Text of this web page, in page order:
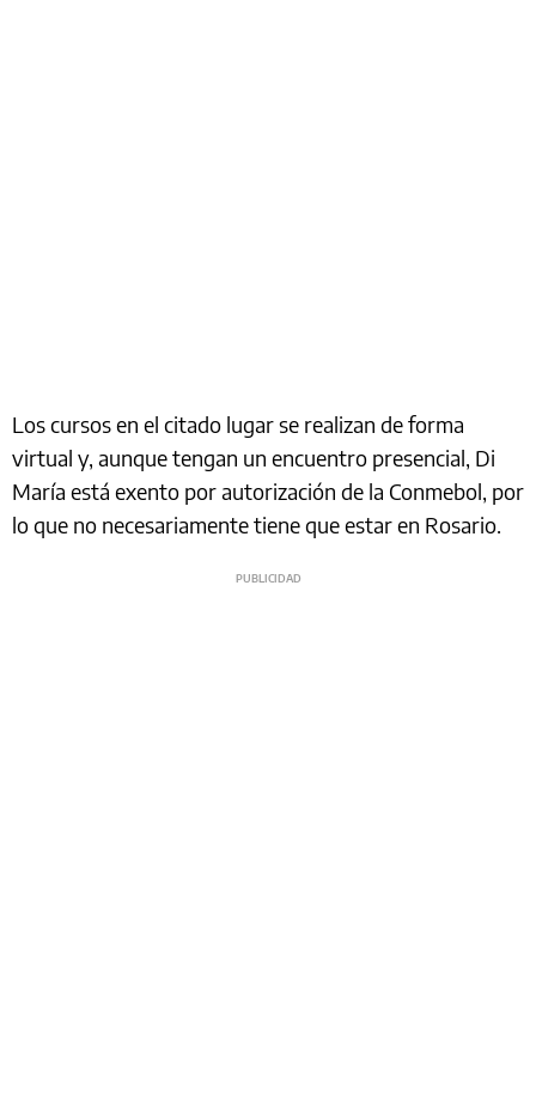
Los cursos en el citado lugar se realizan de forma
virtual y, aunque tengan un encuentro presencial, Di
María está exento por autorización de la Conmebol, por
lo que no necesariamente tiene que estar en Rosario.